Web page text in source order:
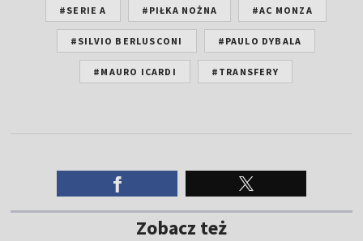
#SERIE A #PIŁKA NOŻNA #AC MONZA
#SILVIO BERLUSCONI #PAULO DYBALA
#MAURO ICARDI #TRANSFERY
Zobacz też